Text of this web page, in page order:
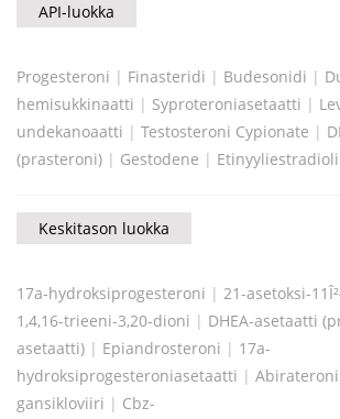
API-luokka
Progesteroni | Finasteridi | Budesonidi |
hemisukkinaatti | Syproteroniasetaatti |
undekanoaatti | Testosteroni Cypionate |
(prasteroni) | Gestodene | Etinyyliestradioli
Keskitason luokka
17a-hydroksiprogesteroni | 21-asetoksi-
1,4,16-trieeni-3,20-dioni | DHEA-asetaatti
asetaatti) | Epiandrosteroni | 17a-
hydroksiprogesteroniasetaatti | Abirateroni
gansikloviiri | Cbz-